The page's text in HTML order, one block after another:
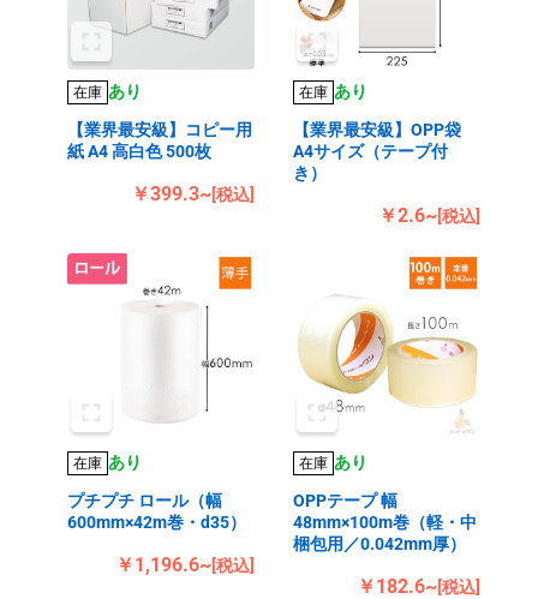
在庫 あり
【業界最安級】コピー用
紙 A4 高白色 500枚
￥399.3~[税込]
在庫 あり
【業界最安級】OPP袋
A4サイズ（テープ付
き）
￥2.6~[税込]
在庫 あり
プチプチ ロール（幅
600mm×42m巻・d35）
￥1,196.6~[税込]
在庫 あり
OPPテープ 幅
48mm×100m巻（軽・中
梱包用／0.042mm厚）
￥182.6~[税込]